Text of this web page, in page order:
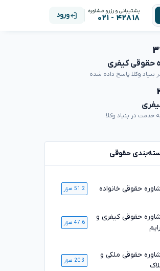
پشتیبانی و رزرو مشاوره
۴۲۸۱۸ - ۰۲۱ ورود
حقوقی کیفری
بنیاد وکلا پاسخ داده شده
خدمت در بنیاد وکلا
حقوقی
حقوقی خانواده 51.2 هزار
حقوقی کیفری و
47.6 هزار
حقوقی ملکی و
20.3 هزار